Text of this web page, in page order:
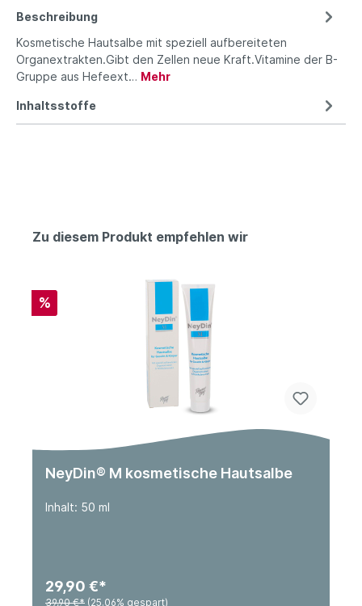
Beschreibung
Kosmetische Hautsalbe mit speziell aufbereiteten
Organextrakten.Gibt den Zellen neue Kraft.Vitamine der B-
Gruppe aus Hefeext… Mehr
Inhaltsstoffe
Zu diesem Produkt empfehlen wir
%
NeyDin® M kosmetische Hautsalbe
Inhalt: 50 ml
29,90 €*
39,90 €* (25.06% gespart)